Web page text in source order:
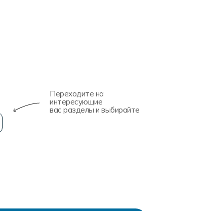
Переходите на
интересующие
вас разделы и выбирайте